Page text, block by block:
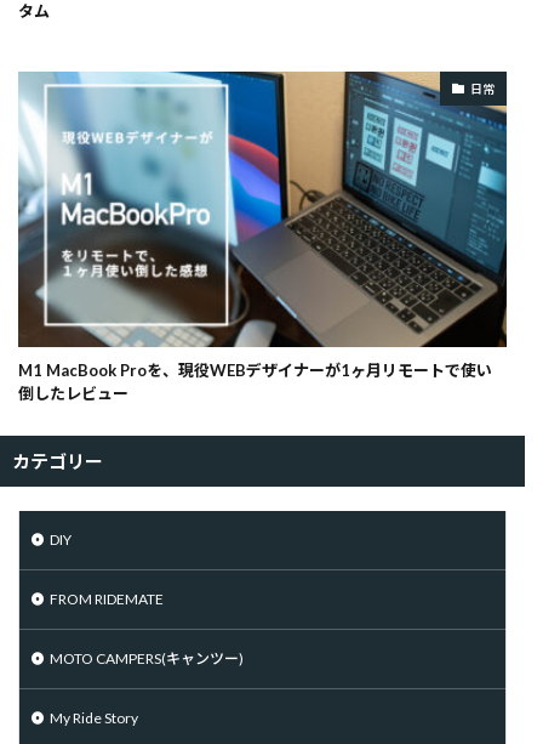
タム
日常
M1 MacBook Proを、現役WEBデザイナーが1ヶ月リモートで使い
倒したレビュー
カテゴリー
DIY
FROM RIDEMATE
MOTO CAMPERS(キャンツー)
My Ride Story